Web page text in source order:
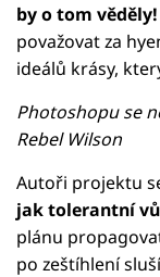
by o tom věděly!
považovat za
ideálů krásy,
Photoshopu se
Rebel Wilson
Autoři projektu
jak tolerantní
plánu
po zeštíhlení